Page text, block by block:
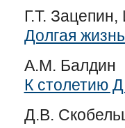
Г.Т.
Долгая
A.M. Балдин
К столетию
Д.В.